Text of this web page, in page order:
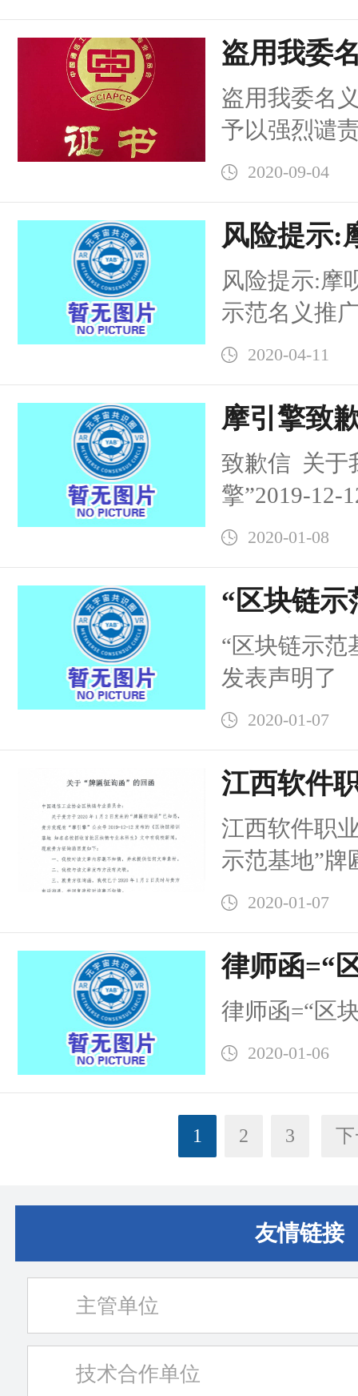
盗用我委
展活动予
盗用我委名
予以强烈谴
与单位盗用
了强...
2020-09-04
风险提示:
和链改示
风险提示:摩
示范名义推
2020-04-11
摩引擎致
致歉信 关于
擎”2019-12-
地 知名名校
2020-01-08
“区块链示
当事方发
“区块链示范
发表声明了
2020-01-07
江西软件
函“区块链
宜
江西软件职
示范基地”牌
2020-01-07
律师函=“
冒牌匾
律师函=“区
2020-01-06
1 2 3
友情链接
主管单位
技术合作单位